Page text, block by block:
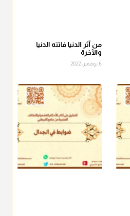
الطعام هذه الأيام وأراد إخراج القيمة
القريب صدقة وصلة وهو أفضل من
مظاهر ووظائف بعض الأقارب فإن
من آثر الدنيا فاتته الدنيا
والآخرة
6 نوفمبر، 2022